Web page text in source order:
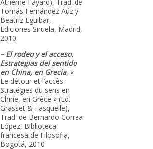
Athème Fayard), Trad. de
Tomás Fernández Aúz y
Beatriz Eguibar,
Ediciones Siruela, Madrid,
2010
– El rodeo y el acceso.
Estrategias del sentido
en China, en Grecia, «
Le détour et l’accès.
Stratégies du sens en
Chine, en Grèce » (Ed.
Grasset & Fasquelle),
Trad. de Bernardo Correa
López, Biblioteca
francesa de Filosofia,
Bogotá, 2010